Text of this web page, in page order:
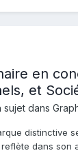
en
et
sujet dans
distinctive
dans son